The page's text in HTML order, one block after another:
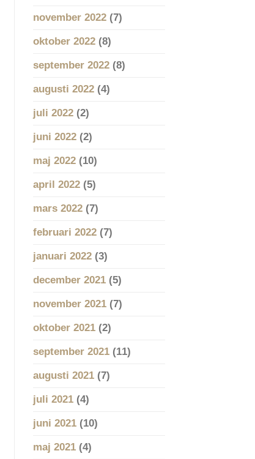
november 2022(7)
oktober 2022(8)
september 2022(8)
augusti 2022(4)
juli 2022(2)
juni 2022(2)
maj 2022(10)
april 2022(5)
mars 2022(7)
februari 2022(7)
januari 2022(3)
december 2021(5)
november 2021(7)
oktober 2021(2)
september 2021(11)
augusti 2021(7)
juli 2021(4)
juni 2021(10)
maj 2021(4)